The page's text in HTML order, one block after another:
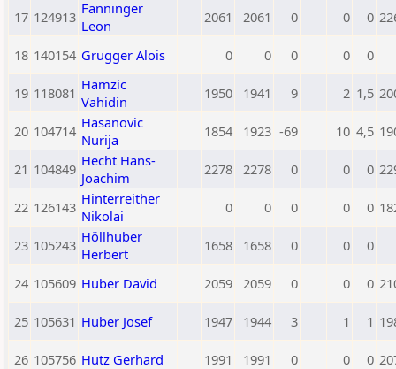
17 124913 Fanninger
Leon
2061 2061 0 0 0
18 140154 Grugger Alois 0 0 0 0 0
19 118081 Hamzic
Vahidin
1950 1941 9 2 1,5
20 104714 Hasanovic
Nurija
1854 1923 -69 10 4,5
21 104849 Hecht Hans-
Joachim
2278 2278 0 0 0
22 126143 Hinterreither
Nikolai
0 0 0 0 0
23 105243 Höllhuber
Herbert
1658 1658 0 0 0
24 105609 Huber David 2059 2059 0 0 0
25 105631 Huber Josef 1947 1944 3 1 1
26 105756 Hutz Gerhard 1991 1991 0 0 0